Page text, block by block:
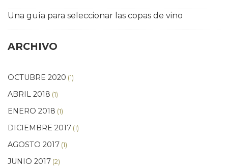
Una guía para seleccionar las copas de vino
ARCHIVO
OCTUBRE 2020 (1)
ABRIL 2018 (1)
ENERO 2018 (1)
DICIEMBRE 2017 (1)
AGOSTO 2017 (1)
JUNIO 2017 (2)